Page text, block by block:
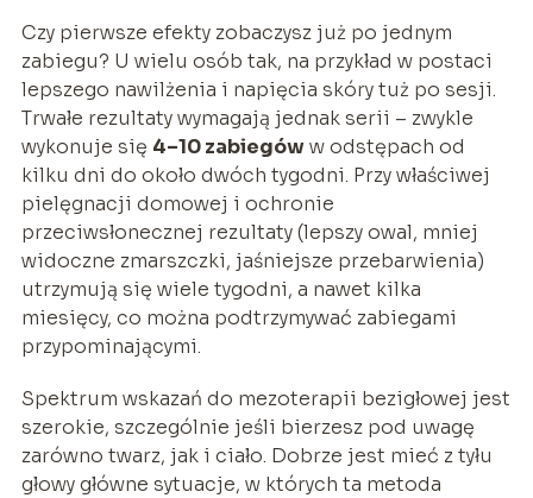
Czy pierwsze efekty zobaczysz już po jednym
zabiegu? U wielu osób tak, na przykład w postaci
lepszego nawilżenia i napięcia skóry tuż po sesji.
Trwałe rezultaty wymagają jednak serii – zwykle
wykonuje się 4–10 zabiegóww odstępach od
kilku dni do około dwóch tygodni. Przy właściwej
pielęgnacji domowej i ochronie
przeciwsłonecznej rezultaty (lepszy owal, mniej
widoczne zmarszczki, jaśniejsze przebarwienia)
utrzymują się wiele tygodni, a nawet kilka
miesięcy, co można podtrzymywać zabiegami
przypominającymi.
Spektrum wskazań do mezoterapii bezigłowej jest
szerokie, szczególnie jeśli bierzesz pod uwagę
zarówno twarz, jak i ciało. Dobrze jest mieć z tyłu
głowy główne sytuacje, w których ta metoda